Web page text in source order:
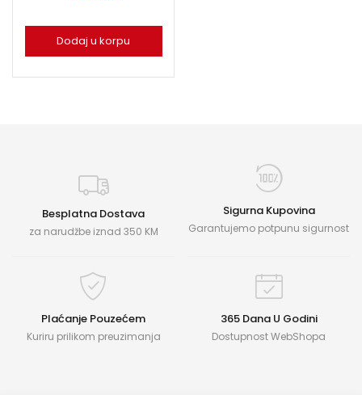
Dodaj u korpu
Besplatna Dostava
za narudžbe iznad 350 KM
Sigurna Kupovina
Garantujemo potpunu sigurnost
Plaćanje Pouzećem
Kuriru prilikom preuzimanja
365 Dana U Godini
Dostupnost WebShopa